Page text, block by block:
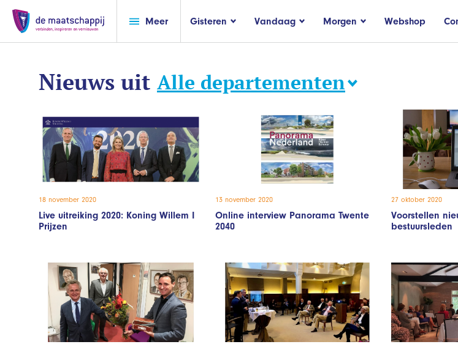
Meer Gisteren Vandaag Morgen Webshop
Nieuws uit Alle departementen
18 november 2020
Live uitreiking 2020: Koning Willem I
Prijzen
13 november 2020
Online interview Panorama Twente
2040
27 oktober 2020
Voorstellen
bestuursleden